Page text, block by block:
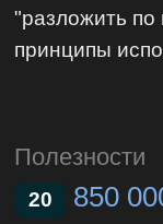
"разложить
принципы
Полезности
20 850